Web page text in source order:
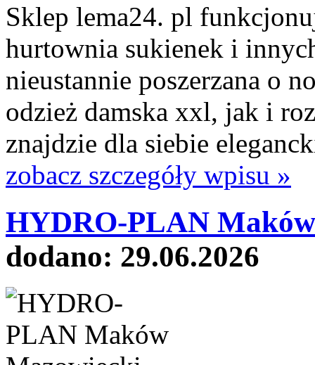
Sklep lema24. pl
hurtownia sukienek i
nieustannie poszerzana o
odzież damska xxl, jak i
znajdzie dla siebie
zobacz szczegóły wpisu »
HYDRO-PLAN
dodano: 29.06.2026